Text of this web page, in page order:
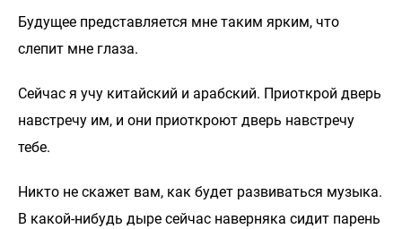
Будущее представляется мне таким ярким, что
слепит мне глаза.
Сейчас я учу китайский и арабский. Приоткрой дверь
навстречу им, и они приоткроют дверь навстречу
тебе.
Никто не скажет вам, как будет развиваться музыка.
В какой-нибудь дыре сейчас наверняка сидит парень